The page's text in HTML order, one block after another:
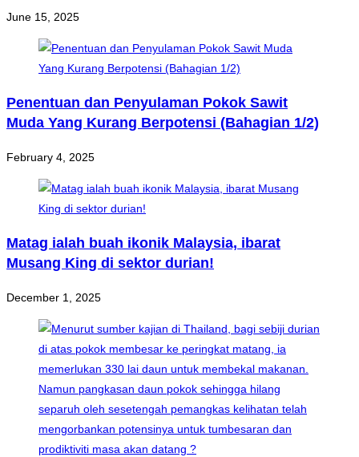
June 15, 2025
Penentuan dan Penyulaman Pokok Sawit
Muda Yang Kurang Berpotensi (Bahagian 1/2)
February 4, 2025
Matag ialah buah ikonik Malaysia, ibarat
Musang King di sektor durian!
December 1, 2025